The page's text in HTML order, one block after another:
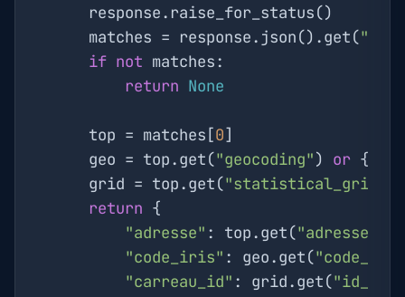
    response.raise_for_status()
    matches = response.json().get(
if not matches:
return None
    top = matches[
0]
    geo = top.get(
"geocoding") or {}
    grid = top.get(
"statistical_grid"
return {
"adresse" : top.get("adresse"
"code_iris" : geo.get(
"carreau_id" : grid.get(